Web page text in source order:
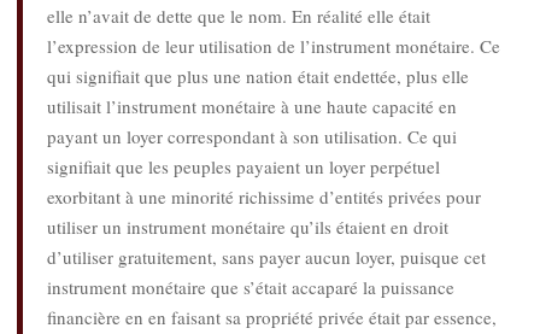
elle n’avait de dette que le nom. En réalité elle était
l’expression de leur utilisation de l’instrument monétaire. Ce
qui signifiait que plus une nation était endettée, plus elle
utilisait l’instrument monétaire à une haute capacité en
payant un loyer correspondant à son utilisation. Ce qui
signifiait que les peuples payaient un loyer perpétuel
exorbitant à une minorité richissime d’entités privées pour
utiliser un instrument monétaire qu’ils étaient en droit
d’utiliser gratuitement, sans payer aucun loyer, puisque cet
instrument monétaire que s’était accaparé la puissance
financière en en faisant sa propriété privée était par essence,